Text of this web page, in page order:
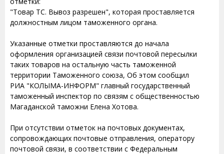
"Товар ТС. Вывоз разрешен", которая проставляется
должностным лицом таможенного органа.
Указанные отметки проставляются до начала
оформления организацией связи почтовой пересылки
таких товаров на остальную часть таможенной
территории Таможенного союза, Об этом сообщил
РИА "КОЛЫМА-ИНФОРМ" главный государственный
таможенный инспектор по связям с общественностью
Магаданской таможни Елена Хотова.
При отсутствии отметок на почтовых документах,
сопровождающих почтовые отправления, оператору
почтовой связи, в соответствии с Федеральным